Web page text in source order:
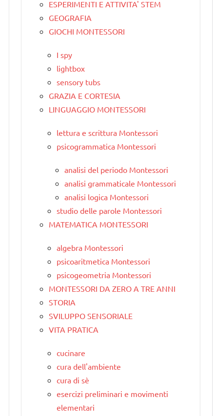
ESPERIMENTI E ATTIVITA' STEM
GEOGRAFIA
GIOCHI MONTESSORI
I spy
lightbox
sensory tubs
GRAZIA E CORTESIA
LINGUAGGIO MONTESSORI
lettura e scrittura Montessori
psicogrammatica Montessori
analisi del periodo Montessori
analisi grammaticale Montessori
analisi logica Montessori
studio delle parole Montessori
MATEMATICA MONTESSORI
algebra Montessori
psicoaritmetica Montessori
psicogeometria Montessori
MONTESSORI DA ZERO A TRE ANNI
STORIA
SVILUPPO SENSORIALE
VITA PRATICA
cucinare
cura dell'ambiente
cura di sè
esercizi preliminari e movimenti
elementari